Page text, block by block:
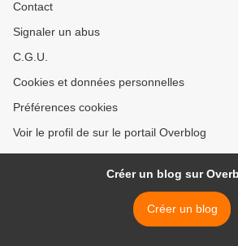
Contact
Signaler un abus
C.G.U.
Cookies et données personnelles
Préférences cookies
Voir le profil de sur le portail Overblog
Créer un blog sur
Créer un blog